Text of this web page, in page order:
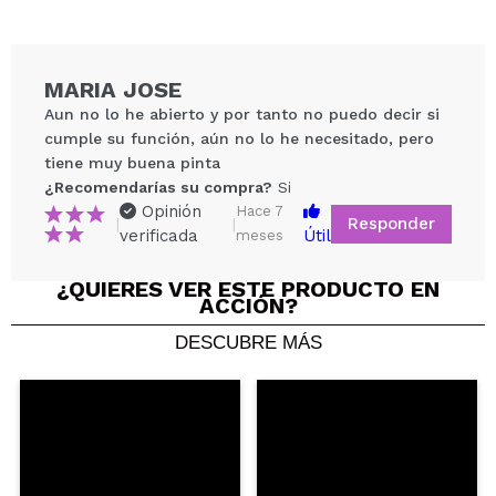
Compartir un vídeo o una foto
Tu vídeo podría ser el primero. Imagínatelo...
MARIA JOSE
Aun no lo he abierto y por tanto no puedo decir si
cumple su función, aún no lo he necesitado, pero
tiene muy buena pinta
¿Recomendarías su compra? Si
|
Opinión
verificada
|
Hace 7
meses
Útil
Responder
¿QUIERES VER ESTE PRODUCTO EN
ACCIÓN?
DESCUBRE MÁS